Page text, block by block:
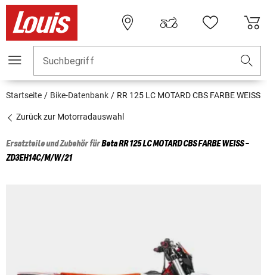
Suchbegriff
Startseite Bike-Datenbank RR 125 LC MOTARD CBS FARBE WEISS
Zurück zur Motorradauswahl
Ersatzteile und Zubehör fürBetaRR 125 LC MOTARD CBS FARBE WEISS -
ZD3EH14C/M/W/21